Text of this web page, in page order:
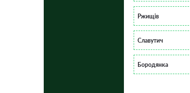
Ржищів
Славутич
Бородянка